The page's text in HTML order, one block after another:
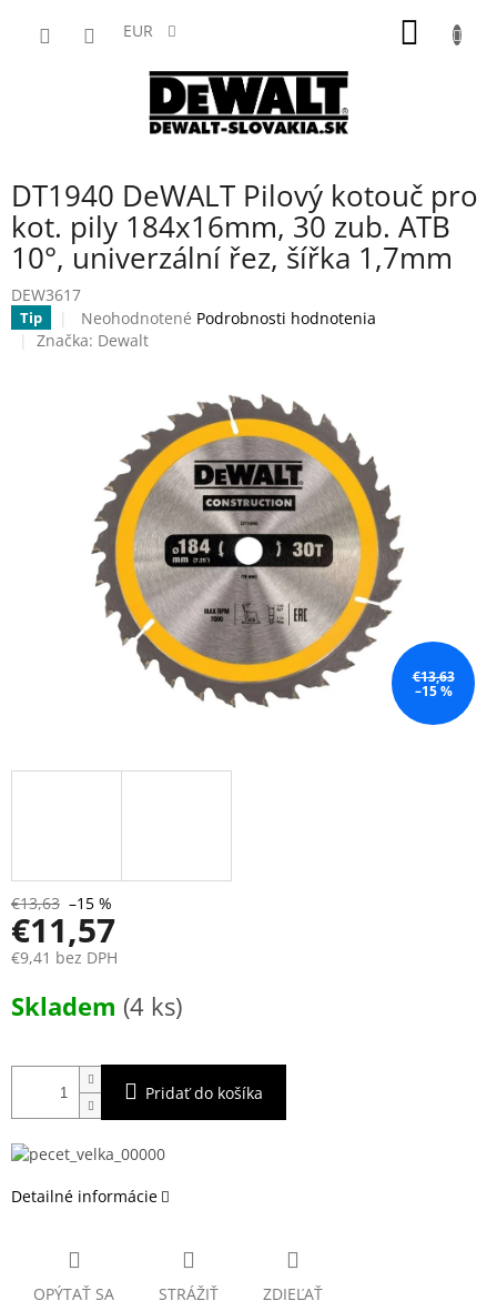
EUR
DT1940 DeWALT Pilový kotouč pro
kot. pily 184x16mm, 30 zub. ATB
10°, univerzální řez, šířka 1,7mm
DEW3617
Tip
Priemerné
hodnotenie
hviezdičiek.
Neohodnotené Podrobnosti hodnotenia
Značka: Dewalt
€13,63
–15 %
€13,63 –15 %
€11,57
€9,41 bez DPH
cena:
Skladem (4 ks)
Pridať do košíka
Detailné informácie
OPÝTAŤ SA STRÁŽIŤ ZDIEĽAŤ